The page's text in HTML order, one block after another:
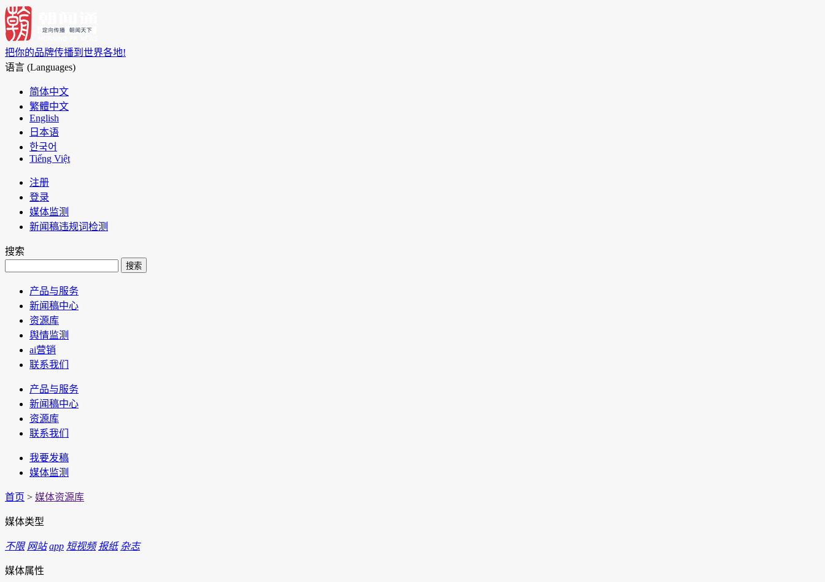
把你的品牌传播到世界各地!
语言 (Languages)
简体中文
繁體中文
English
日本语
한국어
Tiếng Việt
注册
登录
媒体监测
新闻稿违规词检测
搜索
搜索
产品与服务
新闻稿中心
资源库
舆情监测
ai营销
联系我们
产品与服务
新闻稿中心
资源库
联系我们
我要发稿
媒体监测
首页 > 媒体资源库
媒体类型
不限 网站 app 短视频 报纸 杂志
媒体属性